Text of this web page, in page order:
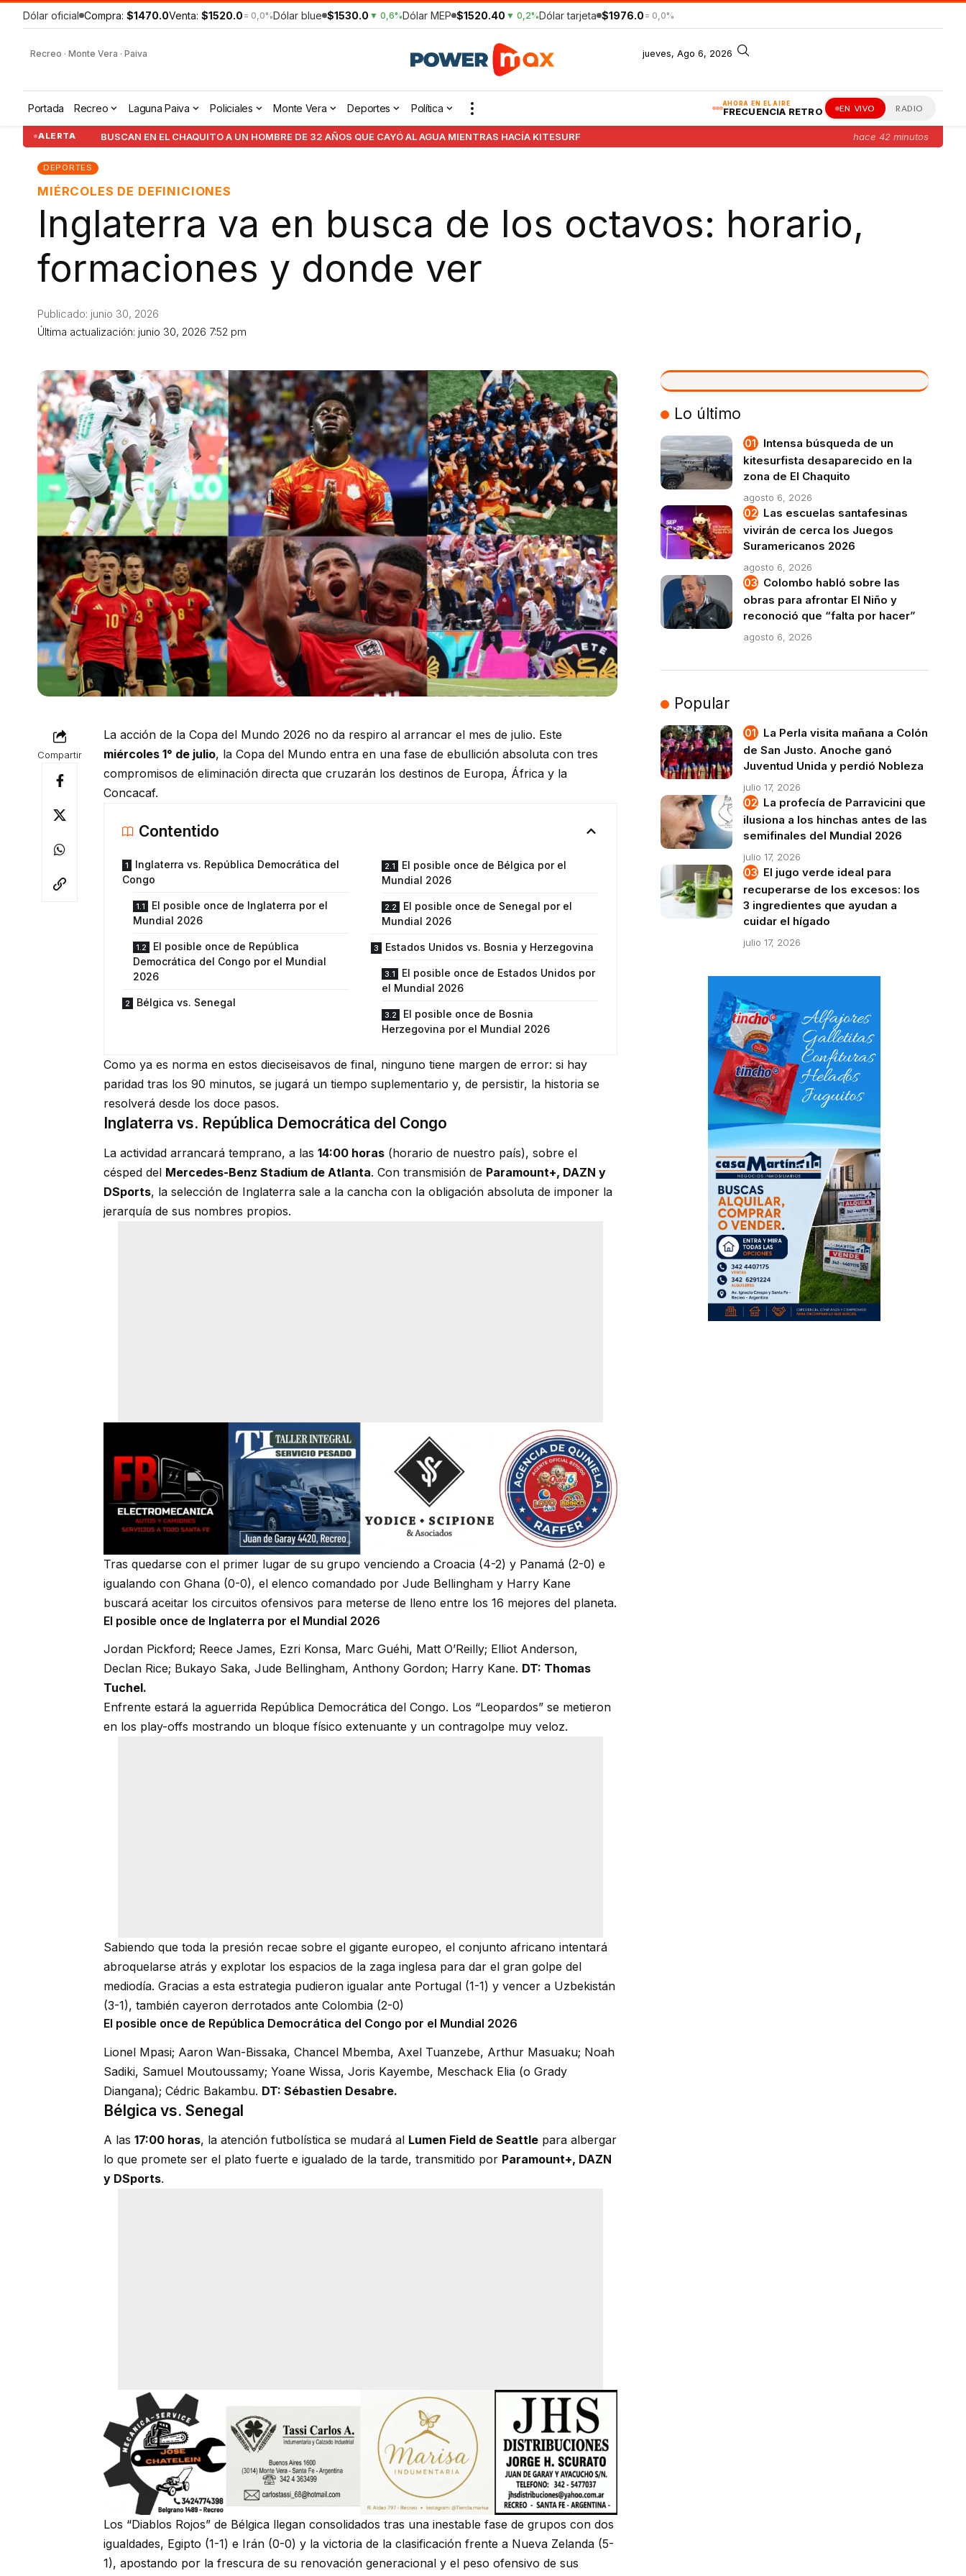
Dólar oficial Compra: $1470.0Venta: $1520.0 = 0,0%Dólar blue $1530.0 ▼ 0,6%Dólar MEP $1520.40 ▼ 0,2%Dólar tarjeta $1976.0 = 0,0%
Recreo · Monte Vera · Paiva jueves, Ago 6, 2026
AHORA EN EL AIRE
FRECUENCIA RETRO EN VIVO RADIO
Portada Recreo Laguna Paiva Policiales Monte Vera Deportes Política
ALERTA BUSCAN EN EL CHAQUITO A UN HOMBRE DE 32 AÑOS QUE CAYÓ AL AGUA MIENTRAS HACÍA KITESURF hace 42 minutos
DEPORTES
MIÉRCOLES DE DEFINICIONES
Inglaterra va en busca de los octavos: horario,
formaciones y donde ver
Última actualización: junio 30, 2026 7:52 pm
Publicado: junio 30, 2026
Compartir
La acción de la Copa del Mundo 2026 no da respiro al arrancar el mes de julio. Este
miércoles 1° de julio, la Copa del Mundo entra en una fase de ebullición absoluta con tres
compromisos de eliminación directa que cruzarán los destinos de Europa, África y la
Concacaf.
Contentido
Inglaterra vs. República Democrática del
Congo
El posible once de Inglaterra por el
Mundial 2026
El posible once de República
Democrática del Congo por el Mundial
2026
Bélgica vs. Senegal
El posible once de Bélgica por el
Mundial 2026
El posible once de Senegal por el
Mundial 2026
Estados Unidos vs. Bosnia y Herzegovina
El posible once de Estados Unidos por
el Mundial 2026
El posible once de Bosnia
Herzegovina por el Mundial 2026
Como ya es norma en estos dieciseisavos de final, ninguno tiene margen de error: si hay
paridad tras los 90 minutos, se jugará un tiempo suplementario y, de persistir, la historia se
resolverá desde los doce pasos.
Inglaterra vs. República Democrática del Congo
La actividad arrancará temprano, a las 14:00 horas (horario de nuestro país), sobre el
césped del Mercedes-Benz Stadium de Atlanta. Con transmisión de Paramount+, DAZN y
DSports, la selección de Inglaterra sale a la cancha con la obligación absoluta de imponer la
jerarquía de sus nombres propios.
Tras quedarse con el primer lugar de su grupo venciendo a Croacia (4-2) y Panamá (2-0) e
igualando con Ghana (0-0), el elenco comandado por Jude Bellingham y Harry Kane
buscará aceitar los circuitos ofensivos para meterse de lleno entre los 16 mejores del planeta.
El posible once de Inglaterra por el Mundial 2026
Jordan Pickford; Reece James, Ezri Konsa, Marc Guéhi, Matt O’Reilly; Elliot Anderson,
Declan Rice; Bukayo Saka, Jude Bellingham, Anthony Gordon; Harry Kane. DT: Thomas
Tuchel.
Enfrente estará la aguerrida República Democrática del Congo. Los “Leopardos” se metieron
en los play-offs mostrando un bloque físico extenuante y un contragolpe muy veloz.
Sabiendo que toda la presión recae sobre el gigante europeo, el conjunto africano intentará
abroquelarse atrás y explotar los espacios de la zaga inglesa para dar el gran golpe del
mediodía. Gracias a esta estrategia pudieron igualar ante Portugal (1-1) y vencer a Uzbekistán
(3-1), también cayeron derrotados ante Colombia (2-0)
El posible once de República Democrática del Congo por el Mundial 2026
Lionel Mpasi; Aaron Wan-Bissaka, Chancel Mbemba, Axel Tuanzebe, Arthur Masuaku; Noah
Sadiki, Samuel Moutoussamy; Yoane Wissa, Joris Kayembe, Meschack Elia (o Grady
Diangana); Cédric Bakambu. DT: Sébastien Desabre.
Bélgica vs. Senegal
A las 17:00 horas, la atención futbolística se mudará al Lumen Field de Seattle para albergar
lo que promete ser el plato fuerte e igualado de la tarde, transmitido por Paramount+, DAZN
y DSports.
Los “Diablos Rojos” de Bélgica llegan consolidados tras una inestable fase de grupos con dos
igualdades, Egipto (1-1) e Irán (0-0) y la victoria de la clasificación frente a Nueva Zelanda (5-
1), apostando por la frescura de su renovación generacional y el peso ofensivo de sus
VIVO
Lo último
Intensa búsqueda de un
kitesurfista desaparecido en la
zona de El Chaquito
agosto 6, 2026
Las escuelas santafesinas
vivirán de cerca los Juegos
Suramericanos 2026
agosto 6, 2026
Colombo habló sobre las
obras para afrontar El Niño y
reconoció que “falta por hacer”
agosto 6, 2026
Popular
La Perla visita mañana a Colón
de San Justo. Anoche ganó
Juventud Unida y perdió Nobleza
julio 17, 2026
La profecía de Parravicini que
ilusiona a los hinchas antes de las
semifinales del Mundial 2026
julio 17, 2026
El jugo verde ideal para
recuperarse de los excesos: los
3 ingredientes que ayudan a
cuidar el hígado
julio 17, 2026